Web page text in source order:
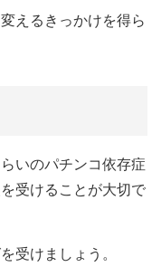
えるきっかけを得ら
いのパチンコ依存症
受けることが大切で
受けましょう。